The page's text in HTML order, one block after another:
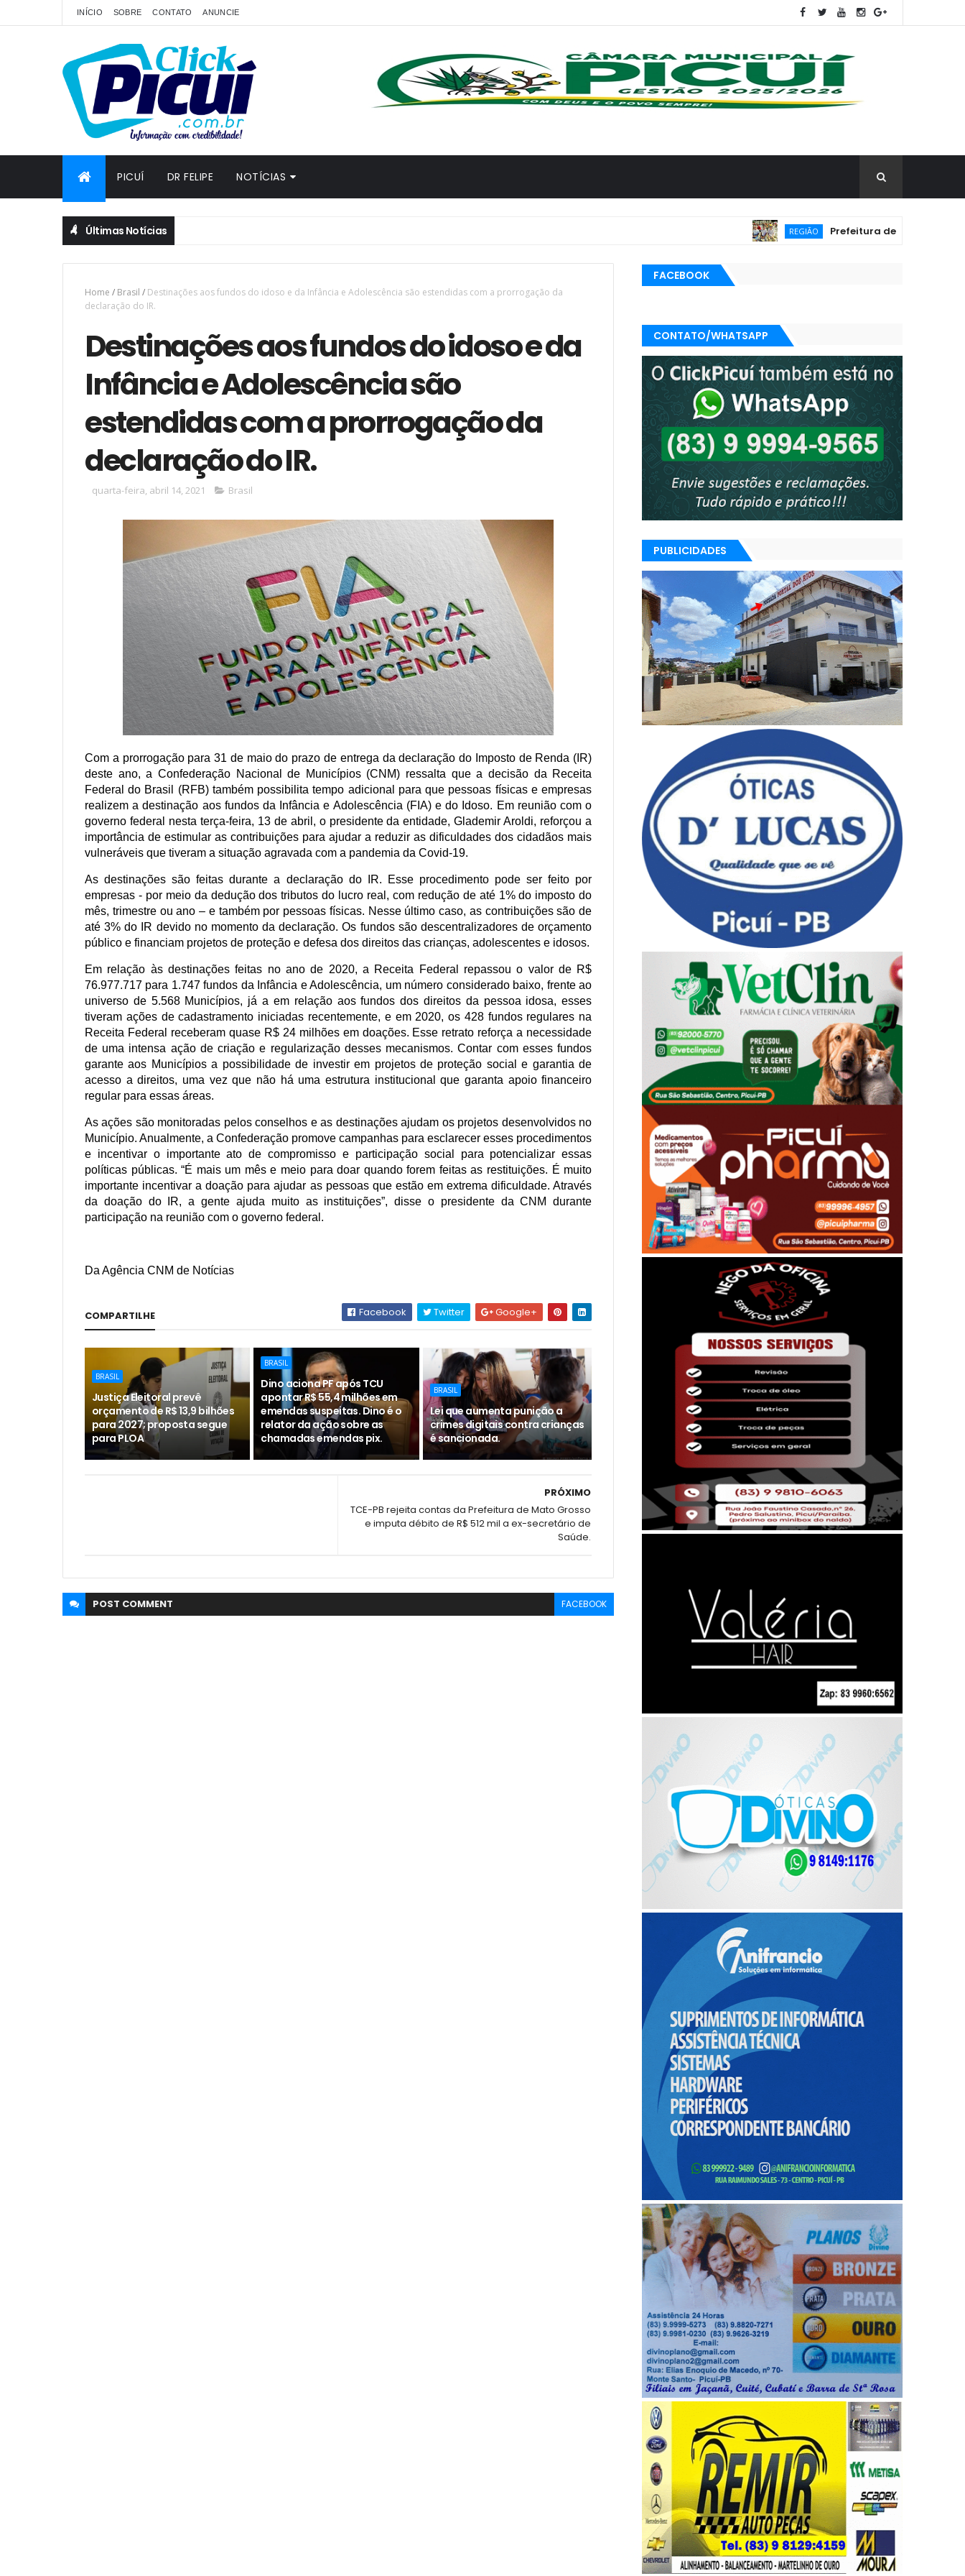
INÍCIO SOBRE CONTATO ANUNCIE
PICUÍ DR FELIPE NOTÍCIAS
Últimas Notícias REGIÃO Prefeitura de Frei Martinho
Home / Brasil / Destinações aos fundos do idoso e da Infância e Adolescência são estendidas com a prorrogação da
declaração do IR.
Destinações aos fundos do idoso e da
Infância e Adolescência são
estendidas com a prorrogação da
declaração do IR.
quarta-feira, abril 14, 2021 Brasil
Com a prorrogação para 31 de maio do prazo de entrega da declaração do Imposto de Renda (IR)
deste ano, a Confederação Nacional de Municípios (CNM) ressalta que a decisão da Receita
Federal do Brasil (RFB) também possibilita tempo adicional para que pessoas físicas e empresas
realizem a destinação aos fundos da Infância e Adolescência (FIA) e do Idoso. Em reunião com o
governo federal nesta terça-feira, 13 de abril, o presidente da entidade, Glademir Aroldi, reforçou a
importância de estimular as contribuições para ajudar a reduzir as dificuldades dos cidadãos mais
vulneráveis que tiveram a situação agravada com a pandemia da Covid-19.
As destinações são feitas durante a declaração do IR. Esse procedimento pode ser feito por
empresas - por meio da dedução dos tributos do lucro real, com redução de até 1% do imposto do
mês, trimestre ou ano – e também por pessoas físicas. Nesse último caso, as contribuições são de
até 3% do IR devido no momento da declaração. Os fundos são descentralizadores de orçamento
público e financiam projetos de proteção e defesa dos direitos das crianças, adolescentes e idosos.
Em relação às destinações feitas no ano de 2020, a Receita Federal repassou o valor de R$
76.977.717 para 1.747 fundos da Infância e Adolescência, um número considerado baixo, frente ao
universo de 5.568 Municípios, já a em relação aos fundos dos direitos da pessoa idosa, esses
tiveram ações de cadastramento iniciadas recentemente, e em 2020, os 428 fundos regulares na
Receita Federal receberam quase R$ 24 milhões em doações. Esse retrato reforça a necessidade
de uma intensa ação de criação e regularização desses mecanismos. Contar com esses fundos
garante aos Municípios a possibilidade de investir em projetos de proteção social e garantia de
acesso a direitos, uma vez que não há uma estrutura institucional que garanta apoio financeiro
regular para essas áreas.
As ações são monitoradas pelos conselhos e as destinações ajudam os projetos desenvolvidos no
Município. Anualmente, a Confederação promove campanhas para esclarecer esses procedimentos
e incentivar o importante ato de compromisso e participação social para potencializar essas
políticas públicas. “É mais um mês e meio para doar quando forem feitas as restituições. É muito
importante incentivar a doação para ajudar as pessoas que estão em extrema dificuldade. Através
da doação do IR, a gente ajuda muito as instituições”, disse o presidente da CNM durante
participação na reunião com o governo federal.
Da Agência CNM de Notícias
COMPARTILHE Facebook Twitter Google+
BRASIL
Justiça Eleitoral prevê
orçamento de R$ 13,9 bilhões
para 2027; proposta segue
para PLOA
BRASIL
Dino aciona PF após TCU
apontar R$ 55,4 milhões em
emendas suspeitas. Dino é o
relator da ação sobre as
chamadas emendas pix.
BRASIL
Lei que aumenta punição a
crimes digitais contra crianças
é sancionada.
PRÓXIMO
TCE-PB rejeita contas da Prefeitura de Mato Grosso
e imputa débito de R$ 512 mil a ex-secretário de
Saúde.
POST COMMENT FACEBOOK
FACEBOOK
CONTATO/WHATSAPP
PUBLICIDADES